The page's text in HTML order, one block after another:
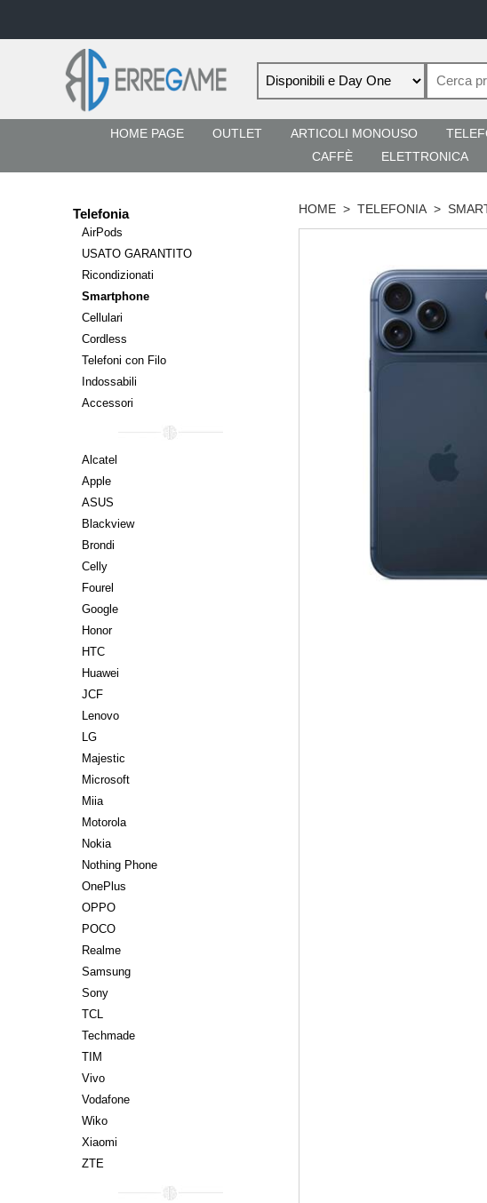
HOME PAGE OUTLET ARTICOLI MONOUSO
CAFFÈ
ELETTRONICA
Telefonia
AirPods
USATO GARANTITO
Ricondizionati
Smartphone
Cellulari
Cordless
Telefoni con Filo
Indossabili
Accessori
Alcatel
Apple
ASUS
Blackview
Brondi
Celly
Fourel
Google
Honor
HTC
Huawei
JCF
Lenovo
LG
Majestic
Microsoft
Miia
Motorola
Nokia
Nothing Phone
OnePlus
OPPO
POCO
Realme
Samsung
Sony
TCL
Techmade
TIM
Vivo
Vodafone
Wiko
Xiaomi
ZTE
HOME > TELEFONIA >